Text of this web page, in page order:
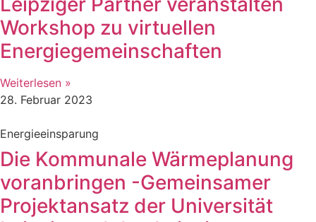
Workshop zu virtuellen
Energiegemeinschaften
Weiterlesen »
28. Februar 2023
Energieeinsparung
Die Kommunale Wärmeplanung
voranbringen -Gemeinsamer
Projektansatz der Universität